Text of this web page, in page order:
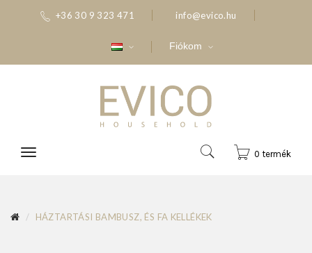
+36 30 9 323 471 info@evico.hu
Fiókom
0 termék
HÁZTARTÁSI BAMBUSZ, ÉS FA KELLÉKEK